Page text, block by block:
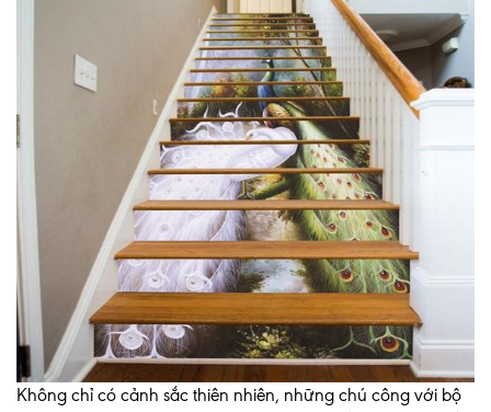
Không chỉ có cảnh sắc thiên nhiên, những chú công với bộ